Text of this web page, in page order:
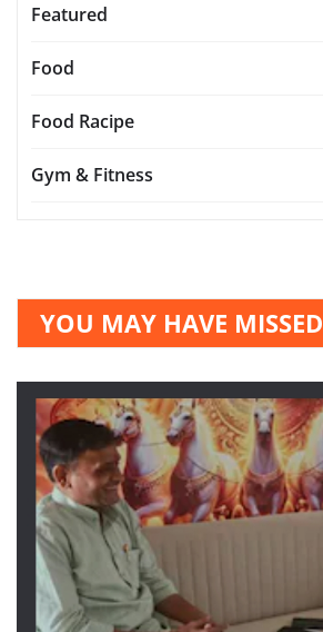
Featured
Food
Food Racipe
Gym & Fitness
YOU MAY HAVE MISSED